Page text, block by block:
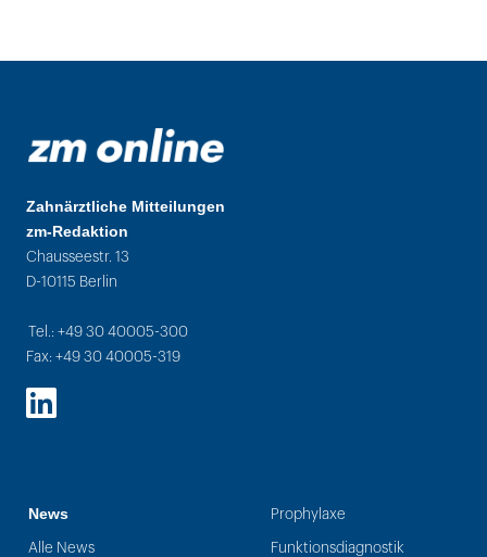
Zahnärztliche Mitteilungen
zm-Redaktion
Chausseestr. 13
D-10115 Berlin
Tel.: +49 30 40005-300
Fax: +49 30 40005-319
LinkedIn
News
Alle News
Prophylaxe
Funktionsdiagnostik